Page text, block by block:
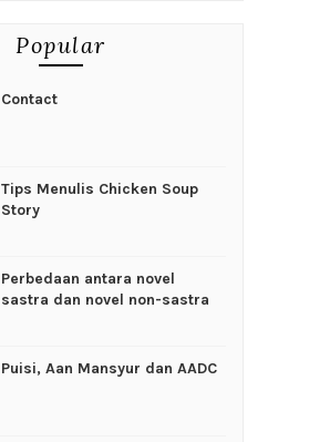
Popular
Contact
Tips Menulis Chicken Soup
Story
Perbedaan antara novel
sastra dan novel non-sastra
Puisi, Aan Mansyur dan AADC